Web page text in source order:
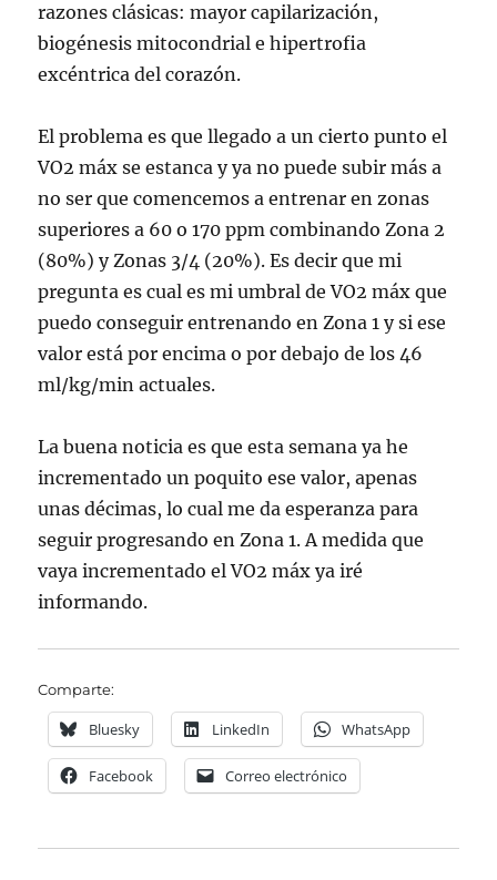
razones clásicas: mayor capilarización,
biogénesis mitocondrial e hipertrofia
excéntrica del corazón.
El problema es que llegado a un cierto punto el
VO2 máx se estanca y ya no puede subir más a
no ser que comencemos a entrenar en zonas
superiores a 60 o 170 ppm combinando Zona 2
(80%) y Zonas 3/4 (20%). Es decir que mi
pregunta es cual es mi umbral de VO2 máx que
puedo conseguir entrenando en Zona 1 y si ese
valor está por encima o por debajo de los 46
ml/kg/min actuales.
La buena noticia es que esta semana ya he
incrementado un poquito ese valor, apenas
unas décimas, lo cual me da esperanza para
seguir progresando en Zona 1. A medida que
vaya incrementado el VO2 máx ya iré
informando.
Comparte:
Bluesky LinkedIn WhatsApp
Facebook Correo electrónico